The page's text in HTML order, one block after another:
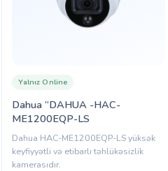
Dahua “DAHUA -HAC-
ME1200EQP-LS
Yalnız Online
Dahua HAC-ME1200EQP-LS yüksək
keyfiyyətli və etibarlı təhlükəsizlik
kamerasıdır.